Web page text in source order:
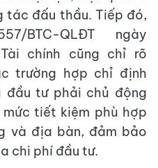
tác đấu thầu. Tiếp đó,
BTC-QLĐT ngày
chính cũng chỉ rõ
trường hợp chỉ định
đầu tư phải chủ động
tiết kiệm phù hợp
và địa bàn, đảm bảo
chi phí đầu tư.